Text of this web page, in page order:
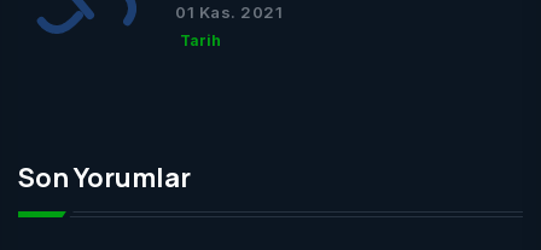
Mezar Taşları
01 Kas. 2021
Tarih
Son Yorumlar